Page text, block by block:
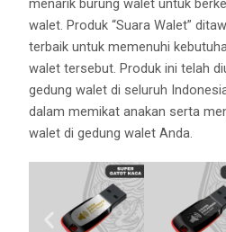
menarik burung walet untuk
walet. Produk “Suara Walet”
terbaik untuk memenuhi
walet tersebut. Produk ini telah
gedung walet di seluruh
dalam memikat anakan serta
walet di gedung walet Anda.